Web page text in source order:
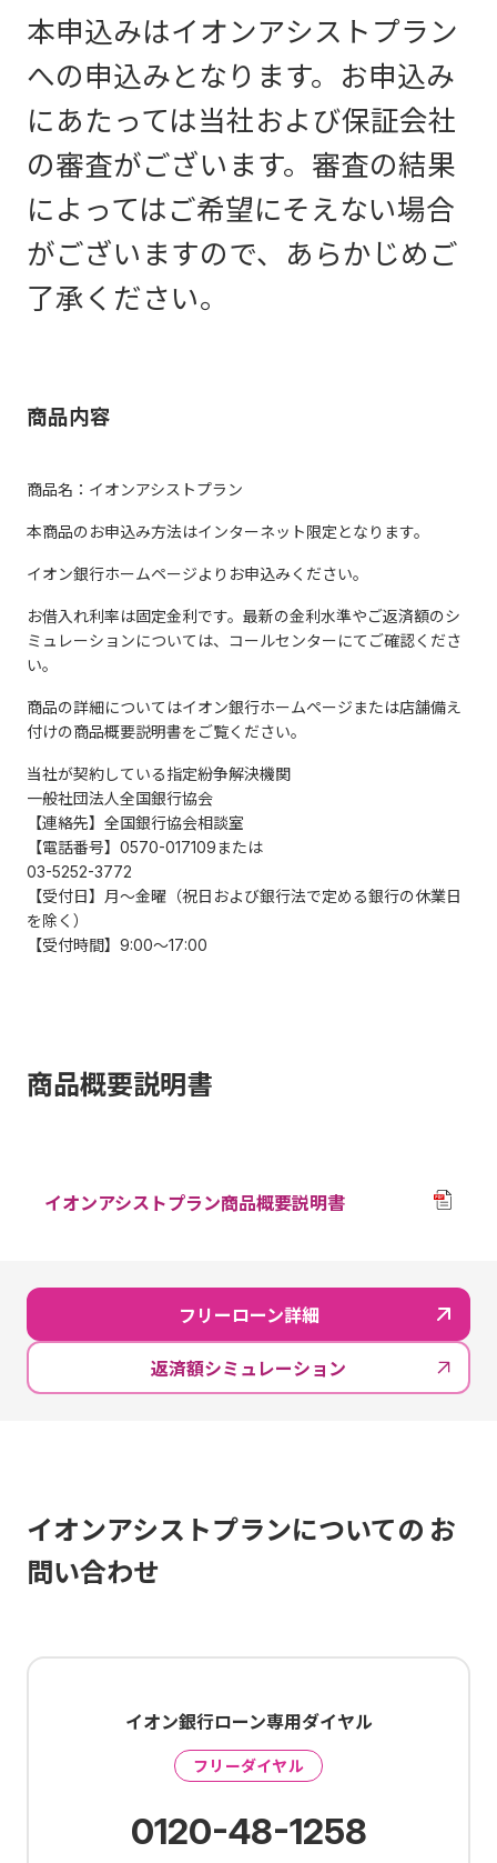
本申込みはイオンアシストプラン
への申込みとなります。お申込み
にあたっては当社および保証会社
の審査がございます。審査の結果
によってはご希望にそえない場合
がございますので、あらかじめご
了承ください。
商品内容
商品名：イオンアシストプラン
本商品のお申込み方法はインターネット限定となります。
イオン銀行ホームページよりお申込みください。
お借入れ利率は固定金利です。最新の金利水準やご返済額のシ
ミュレーションについては、コールセンターにてご確認くださ
い。
商品の詳細についてはイオン銀行ホームページまたは店舗備え
付けの商品概要説明書をご覧ください。
当社が契約している指定紛争解決機関
一般社団法人全国銀行協会
【連絡先】全国銀行協会相談室
【電話番号】0570-017109または
03-5252-3772
【受付日】月～金曜（祝日および銀行法で定める銀行の休業日
を除く）
【受付時間】9:00～17:00
商品概要説明書
イオンアシストプラン商品概要説明書
フリーローン詳細
返済額シミュレーション
イオンアシストプランについての お
問い合わせ
イオン銀行ローン専用ダイヤル
フリーダイヤル
0120-48-1258